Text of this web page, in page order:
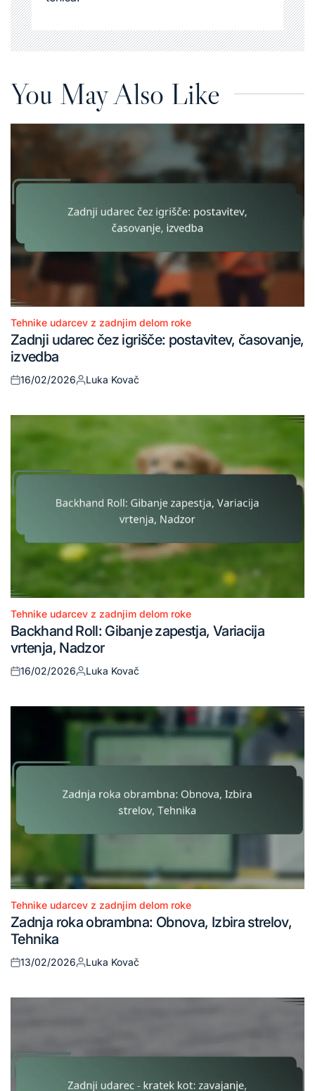
You May Also Like
Posted
in
Tehnike udarcev z zadnjim delom roke
Zadnji udarec čez igrišče: postavitev, časovanje,
izvedba
Posted
16/02/2026
Posted
Luka Kovač
Posted
in
Tehnike udarcev z zadnjim delom roke
Backhand Roll: Gibanje zapestja, Variacija
vrtenja, Nadzor
Posted
16/02/2026
Posted
Luka Kovač
Posted
in
Tehnike udarcev z zadnjim delom roke
Zadnja roka obrambna: Obnova, Izbira strelov,
Tehnika
Posted
13/02/2026
Posted
Luka Kovač